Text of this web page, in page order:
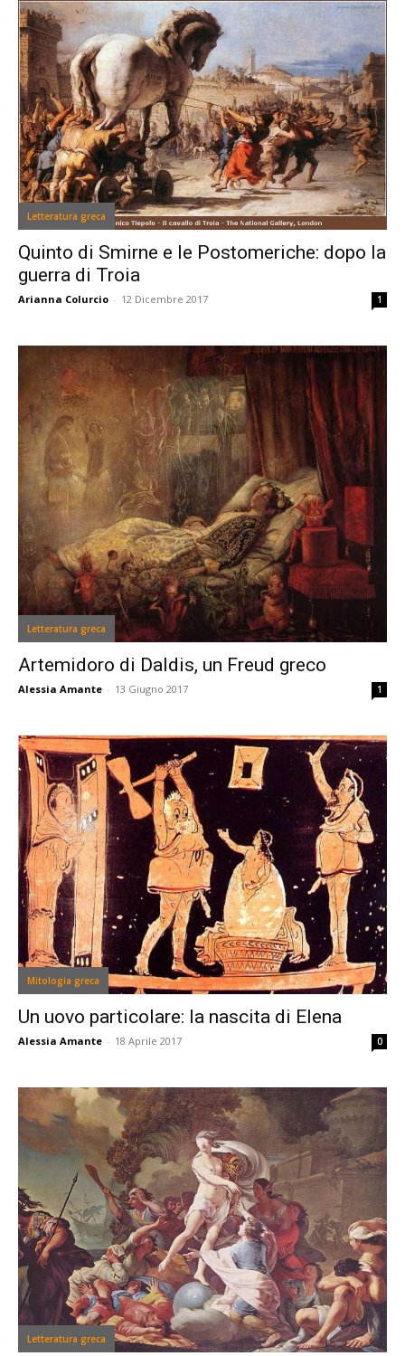
Letteratura greca
Quinto di Smirne e le Postomeriche: dopo la
guerra di Troia
Arianna Colurcio - 12 Dicembre 2017 1
Letteratura greca
Artemidoro di Daldis, un Freud greco
Alessia Amante - 13 Giugno 2017 1
Mitologia greca
Un uovo particolare: la nascita di Elena
Alessia Amante - 18 Aprile 2017 0
Letteratura greca